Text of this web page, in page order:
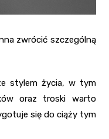
zwrócić szczególną
stylem życia, w tym
oraz troski warto
się do ciąży tym